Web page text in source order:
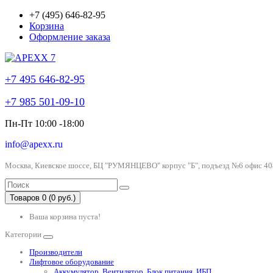
+7 (495) 646-82-95
Корзина
Оформление заказа
+7 495 646-82-95
+7 985 501-09-10
Пн-Пт 10:00 -18:00
info@apexx.ru
Москва, Киевское шоссе, БЦ "РУМЯНЦЕВО" корпус "Б", подъезд №6 офис
Товаров 0 (0 руб.)
Ваша корзина пуста!
Категории
Производители
Лифтовое оборудование